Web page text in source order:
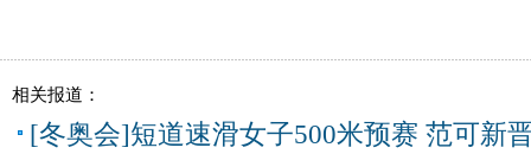
相关报道：
[冬奥会]短道速滑女子500米预赛 范可新